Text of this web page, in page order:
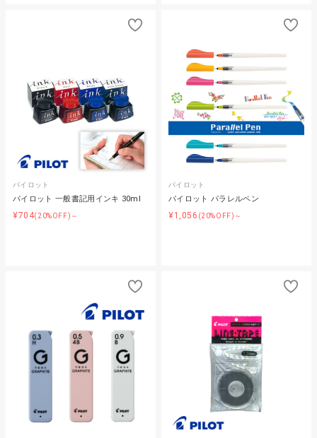
パイロット
パイロット 一般書記用インキ 30ml
¥704(20%OFF)～
パイロット
パイロット パラレルペン
¥1,056 (20%OFF)～